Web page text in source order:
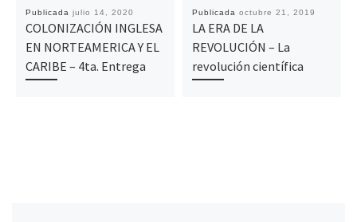
Publicada julio 14, 2020
COLONIZACIÓN INGLESA
EN NORTEAMERICA Y EL
CARIBE – 4ta. Entrega
Publicada octubre 21, 2019
LA ERA DE LA
REVOLUCIÓN – La
revolución científica